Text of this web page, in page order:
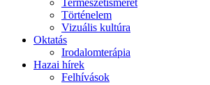
Természetismeret
Történelem
Vizuális kultúra
Oktatás
Irodalomterápia
Hazai hírek
Felhívások